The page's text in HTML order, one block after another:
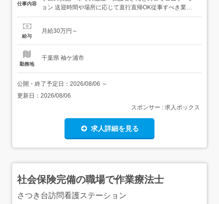
仕事内容
ョン 送迎時間や場所に応じて直行直帰OK従事すべき業務
の変更範囲:法人の定める業務転勤なし 【経験・資格】<応
験OKブランクOK年齢不問学歴不問<歓迎要件>強度行動障
給与
月給30万円～
勤務地
千葉県 袖ケ浦市
公開・終了予定日： 2026/08/06 ～
更新日： 2026/08/06
スポンサー : 求人ボックス
求人詳細を見る
社会保険完備の職場で作業療法士
さつき台訪問看護ステーション